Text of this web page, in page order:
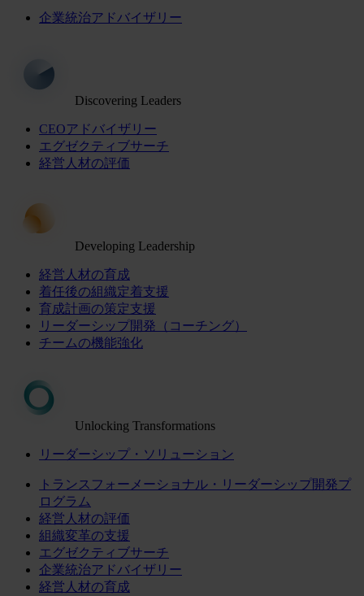
企業統治アドバイザリー
Discovering Leaders
CEOアドバイザリー
エグゼクティブサーチ
経営人材の評価
Developing Leadership
経営人材の育成
着任後の組織定着支援
育成計画の策定支援
リーダーシップ開発（コーチング）
チームの機能強化
Unlocking Transformations
リーダーシップ・ソリューション
トランスフォーメーショナル・リーダーシップ開発プ
ログラム
経営人材の評価
組織変革の支援
エグゼクティブサーチ
企業統治アドバイザリー
経営人材の育成